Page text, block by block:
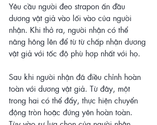
Yêu cầu người đeo strapon ấn đầu
dương vật giả vào lối vào của người
nhận. Khi thở ra, người nhận có thể
nâng hông lên để từ từ chấp nhận dương
vật giả với tốc độ phù hợp nhất với họ.
Sau khi người nhận đã điều chỉnh hoàn
toàn với dương vật giả. Từ đây, một
trong hai có thể đẩy, thực hiện chuyển
động tròn hoặc đứng yên hoàn toàn.